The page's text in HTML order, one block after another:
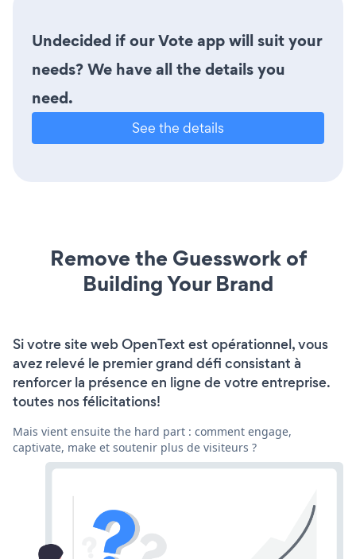
Undecided if our Vote app will suit your
needs? We have all the details you
need.
See the details
Remove the Guesswork of
Building Your Brand
Si votre site web OpenText est opérationnel, vous
avez relevé le premier grand défi consistant à
renforcer la présence en ligne de votre entreprise.
toutes nos félicitations!
Mais vient ensuite the hard part : comment engage,
captivate, make et soutenir plus de visiteurs ?